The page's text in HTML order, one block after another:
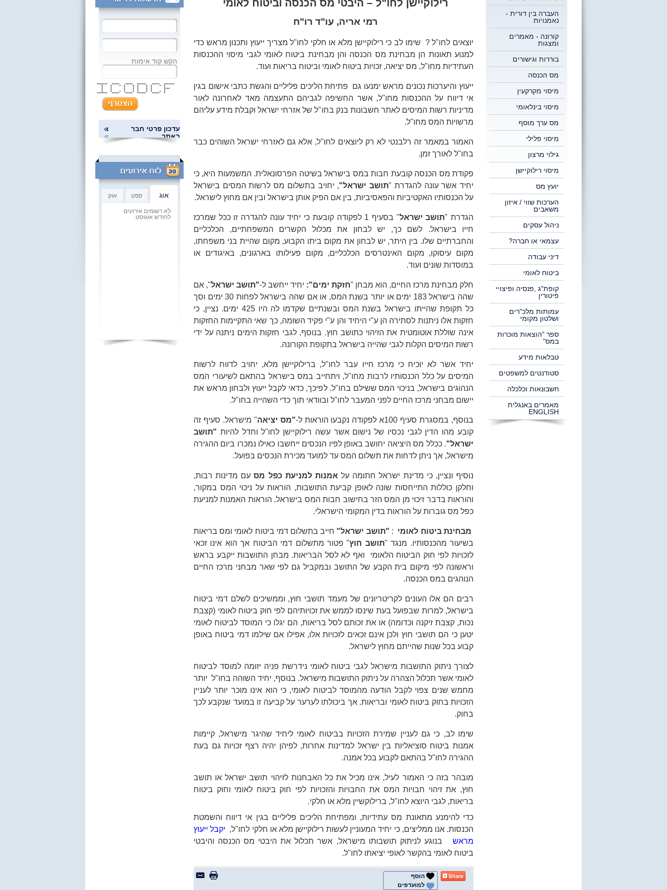
העברה בין דורית -
נאמנויות
קורונה - מאמרים
ומצגות
בוררות וגישורים
מס הכנסה
מיסוי מקרקעין
מיסוי בינלאומי
מס ערך מוסף
מיסוי פלילי
גילוי מרצון
מיסוי רילוקיישן
יועץ מס
הערכות שווי / איזון
משאבים
ניהול עסקים
עצמאי או חברה?
דיני עבודה
ביטוח לאומי
קופת"ג ,פנסיה ופיצויי
פיטורין
עמותות מלכ"רים
ושלטון מקומי
ספר "הוצאות מוכרות
במס"
טבלאות מידע
סטודנטים למשפטים
חשבונאות וכלכלה
מאמרים באנגלית
ENGLISH
רילוקיישן לחו"ל – היבטי מס הכנסה וביטוח לאומי
רמי אריה, עו"ד רו"ח
יוצאים לחו"ל ? שימו לב כי רילוקיישן מלא או חלקי לחו"ל מצריך ייעוץ ותכנון מראש כדי
למנוע תאונות הן מבחינת מס הכנסה והן מבחינת ביטוח לאומי לגבי מיסוי ההכנסות
העתידיות מחו"ל, מס יציאה, זכויות ביטוח לאומי וביטוח בריאות ועוד.
ייעוץ והיערכות נכונים מראש ימנעו גם פתיחת הליכים פליליים והגשת כתבי אישום בגין
אי דיווח על ההכנסות מחו"ל, אשר החשיפה לגביהם התעצמה מאד לאחרונה לאור
מדיניות רשות המיסים לאתר חשבונות בנק בחו"ל של אזרחי ישראל וקבלת מידע עליהם
מרשויות המס מחו"ל.
האמור במאמר זה רלבנטי לא רק ליוצאים לחו"ל, אלא גם לאזרחי ישראל השוהים כבר
בחו"ל לאורך זמן.
פקודת מס הכנסה קובעת חבות במס בישראל בשיטה הפרסונאלית. המשמעות היא, כי
יחיד אשר עונה להגדרת "תושב ישראל", יחויב בתשלום מס לרשות המסים בישראל
על הכנסותיו האקטיביות והפאסיביות, בין אם הפיק אותן בישראל ובין אם מחוץ לישראל.
הגדרת "תושב ישראל
" בסעיף 1 לפקודה קובעת כי יחיד עונה להגדרה זו ככל שמרכז
חייו בישראל. לשם כך, יש לבחון את מכלול הקשרים המשפחתיים, הכלכליים
והחברתיים שלו. בין היתר, יש לבחון את מקום ביתו הקבוע, מקום שהיית בני משפחתו,
מקום עיסוקו, מקום האינטרסים הכלכליים, מקום פעילותו בארגונים, באיגודים או
במוסדות שונים ועוד.
חלק מבחינת מרכז החיים, הוא מבחן "חזקת ימים": יחיד ייחשב ל-"תושב ישראל", אם
שהה בישראל 183 ימים או יותר בשנת המס, או אם שהה בישראל לפחות 30 ימים וסך
כל תקופת שהייתו בישראל בשנת המס ובשנתיים שקדמו לה היו 425 ימים. נציין, כי
חזקות אלו ניתנות לסתירה הן ע"י היחיד והן ע"י פקיד השומה, כך שאי התקיימות החזקות
אינה שוללת אוטומטית את הזיהוי כתושב חוץ. בנוסף, לגבי חזקות הימים ניתנה על ידי
רשות המיסים הקלות לגבי שהייה בישראל בתקופת הקורונה.
יחיד אשר לא יוכיח כי מרכז חייו עבר לחו"ל, ברילוקיישן מלא, יחויב לדווח לרשות
המיסים על כלל הכנסותיו לרבות מחו"ל, ויתחייב במס בישראל בהתאם לשיעורי המס
הנהוגים בישראל, בניכוי המס ששילם בחו"ל. לפיכך, כדאי לקבל ייעוץ ולבחון מראש את
יישום מבחני מרכז החיים לפני המעבר לחו"ל ובוודאי תוך כדי השהייה בחו"ל.
בנוסף, במסגרת סעיף 100א לפקודה נקבעו הוראות ל- "מס יציאה" מישראל. סעיף זה
קובע מהו הדין לגבי נכסיו של נישום אשר עשה רילוקיישן לחו"ל וחדל להיות "תושב
ישראל". ככלל מס היציאה יחושב באופן לפיו הנכסים ייחשבו כאילו נמכרו ביום ההגירה
מישראל, אך ניתן לדחות את תשלום המס עד למועד מכירת הנכסים בפועל.
נוסיף ונציין, כי מדינת ישראל חתומה על אמנות למניעת כפל מס עם מדינות רבות,
וחלקן כוללות התייחסות שונה לאופן קביעת התושבות, הוראות על ניכוי המס במקור,
והוראות בדבר זיכוי מן המס הזר בחישוב חבות המס בישראל. הוראות האמנות למניעת
כפל מס גוברות על הוראות בדין המקומי הישראלי.
מבחינת ביטוח לאומי : "תושב ישראל" חייב בתשלום דמי ביטוח לאומי ומס בריאות
בשיעור מהכנסותיו. מנגד "תושב חוץ" פטור מתשלום דמי הביטוח אך הוא אינו זכאי
לזכויות לפי חוק הביטוח הלאומי ואף לא לסל הבריאות. מבחן התושבות ייקבע בראש
וראשונה לפי מיקום בית הקבע של התושב ובמקביל גם לפי שאר מבחני מרכז החיים
הנוהגים במס הכנסה.
רבים הם אלו העונים לקריטריונים של מעמד תושבי חוץ, וממשיכים לשלם דמי ביטוח
בישראל, למרות שבפועל בעת שינסו לממש את זכויותיהם לפי חוק ביטוח לאומי (קצבת
נכות, קצבת זיקנה וכדומה) או את זכותם לסל בריאות, הם יגלו כי המוסד לביטוח לאומי
יטען כי הם תושבי חוץ ולכן אינם זכאים לזכויות אלו, אפילו אם שילמו דמי ביטוח באופן
קבוע בכל שנות שהייתם מחוץ לישראל.
לצורך ניתוק התושבות מישראל לגבי ביטוח לאומי נידרשת פניה יזומה למוסד לביטוח
לאומי אשר תכלול הצהרה על ניתוק התושבות מישראל. בנוסף, יחיד השוהה בחו"ל יותר
מחמש שנים צפוי לקבל הודעה מהמוסד לביטוח לאומי, כי הוא אינו מוכר יותר לעניין
הזכויות בחוק ביטוח לאומי ובריאות. אך ביכולתו לערער על קביעה זו במועד שנקבע לכך
בחוק.
שימו לב, כי גם לעניין שמירת הזכויות בביטוח לאומי ליחיד שהיגר מישראל, קיימות
אמנות ביטוח סוציאליות בין ישראל למדינות אחרות, לפיהן יהיה רצף זכויות גם בעת
ההגירה לחו"ל בהתאם לקבוע בכל אמנה.
מובהר בזה כי האמור לעיל, אינו מכיל את כל האבחנות לזיהוי תושב ישראל או תושב
חוץ, את זיהוי חבויות המס את החבויות והזכויות לפי חוק ביטוח לאומי וחוק ביטוח
בריאות, לגבי היוצא לחו"ל, ברילוקשיין מלא או חלקי.
כדי להימנע מתאונת מס עתידיות, ומפתיחת הליכים פליליים בגין אי דיווח והשמטת
הכנסות. אנו ממליצים, כי יחיד המעוניין לעשות רילוקיישן מלא או חלקי לחו"ל, יקבל ייעוץ
מראש
בנוגע לניתוק תושבותו מישראל, אשר תכלול את היבטי מס הכנסה והיבטי
ביטוח לאומי בהקשר לאופי יציאתו לחו"ל.
הוסף
למועדפים
הקש קוד אימות
******* ***** ***** ****** ***** *******
* * * * * * * * * *
* * * * * * * *
* * * * * * * ****
* * * * * * * *
* * * * * * * * * *
******* ***** ***** ****** ***** *
עדכון פרטי חבר
באתר
אוג ספט אוק
לא רשומים אירועים
לחודש אוגוסט